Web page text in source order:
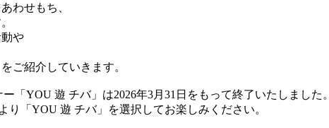
わせもち、
や
ご紹介していきます。
「YOU 遊 チバ」は2026年3月31日をもって終了いたしました。
り「YOU 遊 チバ」を選択してお楽しみください。